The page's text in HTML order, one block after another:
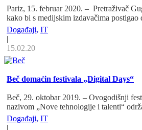
Pariz, 15. februar 2020. – Pretraživač
kako bi s medijskim izdavačima
Događaji, IT
|
15.02.20
Beč domaćin festivala „Digital Days“
Beč, 29. oktobar 2019. – Ovogodišnji
nazivom „Nove tehnologije i talenti“
Događaji, IT
|